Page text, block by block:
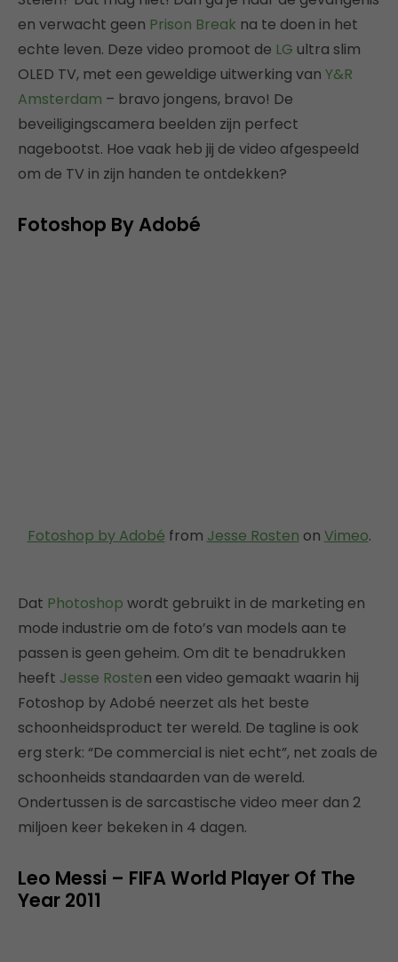
en verwacht geen Prison Break na te doen in het
echte leven. Deze video promoot de LG ultra slim
OLED TV, met een geweldige uitwerking van Y&R
Amsterdam – bravo jongens, bravo! De
beveiligingscamera beelden zijn perfect
nagebootst. Hoe vaak heb jij de video afgespeeld
om de TV in zijn handen te ontdekken?
Fotoshop By Adobé
Fotoshop by Adobé from Jesse Rosten on Vimeo.
Dat Photoshop wordt gebruikt in de marketing en
mode industrie om de foto’s van models aan te
passen is geen geheim. Om dit te benadrukken
heeft Jesse Rosten een video gemaakt waarin hij
Fotoshop by Adobé neerzet als het beste
schoonheidsproduct ter wereld. De tagline is ook
erg sterk: “De commercial is niet echt”, net zoals de
schoonheids standaarden van de wereld.
Ondertussen is de sarcastische video meer dan 2
miljoen keer bekeken in 4 dagen.
Leo Messi – FIFA World Player Of The
Year 2011